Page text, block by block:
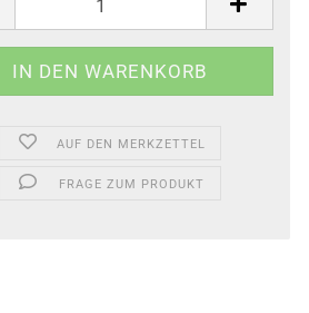
AUF DEN MERKZETTEL
FRAGE ZUM PRODUKT